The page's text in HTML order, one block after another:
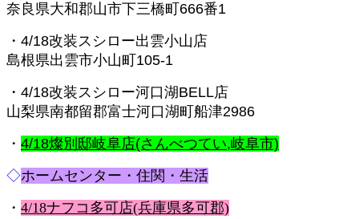
奈良県大和郡山市下三橋町666番1
・4/18改装スシロー出雲小山店
島根県出雲市小山町105-1
・4/18改装スシロー河口湖BELL店
山梨県南都留郡富士河口湖町船津2986
・ 4/18燦別邸岐阜店(さんべつてい,岐阜市)
◇ホームセンター・住関・生活
・ 4/18ナフコ多可店(兵庫県多可郡)